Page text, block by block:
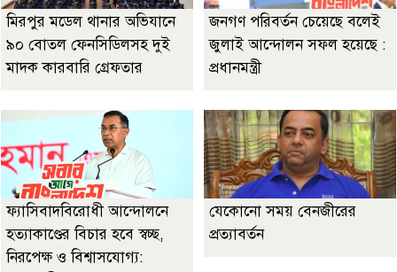
মিরপুর মডেল থানার অভিযানে
৯০ বোতল ফেনসিডিলসহ দুই
মাদক কারবারি গ্রেফতার
জনগণ পরিবর্তন চেয়েছে বলেই
জুলাই আন্দোলন সফল হয়েছে :
প্রধানমন্ত্রী
ফ্যাসিবাদবিরোধী আন্দোলনে
হত্যাকাণ্ডের বিচার হবে স্বচ্ছ,
নিরপেক্ষ ও বিশ্বাসযোগ্য:
যেকোনো সময় বেনজীরের
প্রত্যাবর্তন